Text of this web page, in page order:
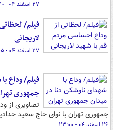
۲۷ اسفند ۰۴ - ۲۳:۲۰
فیلم/
لاریجانی‌
۲۷ اسفند ۰۴ - ۲۲:۴۵
فیلم/ وداع
جمهوری
تصاویری از
جمهوری تهران با نوای حاج سعید
۲۶ اسفند ۰۴ - ۲۳:۰۰